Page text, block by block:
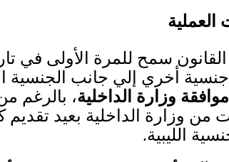
العملية
سمح للمرة الأولى في
أخري إلي جانب الجنسية
وزارة الداخلية، بالرغم
من وزارة الداخلية بعيد
الليبية.